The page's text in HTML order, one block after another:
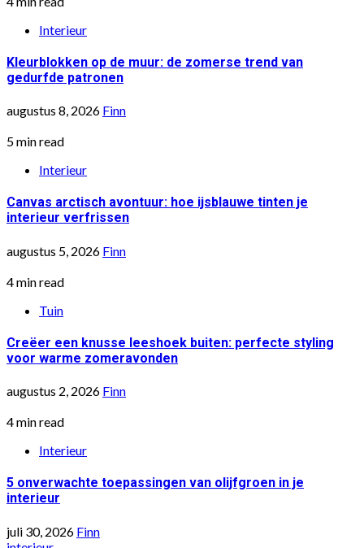
Interieur
Kleurblokken op de muur: de zomerse trend van
gedurfde patronen
augustus 8, 2026 Finn
5 min read
Interieur
Canvas arctisch avontuur: hoe ijsblauwe tinten je
interieur verfrissen
augustus 5, 2026 Finn
4 min read
Tuin
Creëer een knusse leeshoek buiten: perfecte styling
voor warme zomeravonden
augustus 2, 2026 Finn
4 min read
Interieur
5 onverwachte toepassingen van olijfgroen in je
interieur
juli 30, 2026 Finn